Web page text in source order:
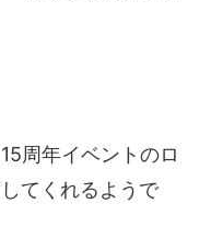
周年イベントのロ
てくれるようで